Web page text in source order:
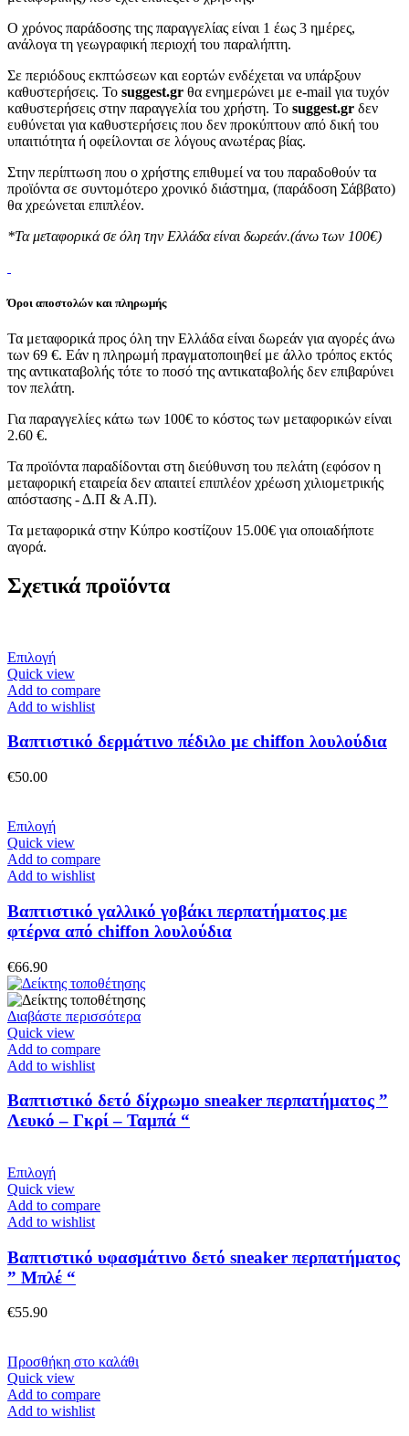
Ο χρόνος παράδοσης της παραγγελίας είναι 1 έως 3 ημέρες,
ανάλογα τη γεωγραφική περιοχή του παραλήπτη.
Σε περιόδους εκπτώσεων και εορτών ενδέχεται να υπάρξουν
καθυστερήσεις. Το suggest.gr θα ενημερώνει με e-mail για τυχόν
καθυστερήσεις στην παραγγελία του χρήστη. Το suggest.gr δεν
ευθύνεται για καθυστερήσεις που δεν προκύπτουν από δική του
υπαιτιότητα ή οφείλονται σε λόγους ανωτέρας βίας.
Στην περίπτωση που ο χρήστης επιθυμεί να του παραδοθούν τα
προϊόντα σε συντομότερο χρονικό διάστημα, (παράδοση Σάββατο)
θα χρεώνεται επιπλέον.
*Τα μεταφορικά σε όλη την Ελλάδα είναι δωρεάν.(άνω των 100€)
Όροι αποστολών και πληρωμής
Τα μεταφορικά προς όλη την Ελλάδα είναι δωρεάν για αγορές άνω
των 69 €. Εάν η πληρωμή πραγματοποιηθεί με άλλο τρόπος εκτός
της αντικαταβολής τότε το ποσό της αντικαταβολής δεν επιβαρύνει
τον πελάτη.
Για παραγγελίες κάτω των 100€ το κόστος των μεταφορικών είναι
2.60 €.
Τα προϊόντα παραδίδονται στη διεύθυνση του πελάτη (εφόσον η
μεταφορική εταιρεία δεν απαιτεί επιπλέον χρέωση χιλιομετρικής
απόστασης - Δ.Π & Α.Π).
Τα μεταφορικά στην Κύπρο κοστίζουν 15.00€ για οποιαδήποτε
αγορά.
Σχετικά προϊόντα
ΕπιλογήΑυτό
το
προϊόν
έχει
παραλλαγές.
στη
σελίδα
του
προϊόντος
Quick view
Add to compare
Add to wishlist
Βαπτιστικό δερμάτινο πέδιλο με chiffon λουλούδια
€50.00
ΕπιλογήΑυτό
το
προϊόν
έχει
παραλλαγές.
Οι
επιλογές
επιλεγούν
στη
σελίδα
του
προϊόντος
Quick view
Add to compare
Add to wishlist
Βαπτιστικό γαλλικό γοβάκι περπατήματος με
φτέρνα από chiffon λουλούδια
€66.90
Διαβάστε περισσότερα
Quick view
Add to compare
Add to wishlist
Βαπτιστικό δετό δίχρωμο sneaker περπατήματος ”
Λευκό – Γκρί – Ταμπά “
ΕπιλογήΑυτό
το
προϊόν
έχει
παραλλαγές.
Οι
επιλογές
σελίδα
του
προϊόντος
Quick view
Add to compare
Add to wishlist
Βαπτιστικό υφασμάτινο δετό sneaker περπατήματος
” Μπλέ “
€55.90
Προσθήκη στο καλάθι
Quick view
Add to compare
Add to wishlist